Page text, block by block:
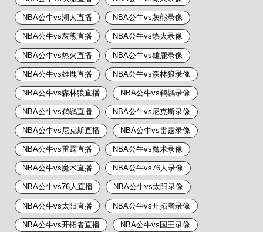
NBA公牛vs湖人直播 NBA公牛vs灰熊录像
NBA公牛vs灰熊直播 NBA公牛vs热火录像
NBA公牛vs热火直播 NBA公牛vs雄鹿录像
NBA公牛vs雄鹿直播 NBA公牛vs森林狼录像
NBA公牛vs森林狼直播 NBA公牛vs鹈鹕录像
NBA公牛vs鹈鹕直播 NBA公牛vs尼克斯录像
NBA公牛vs尼克斯直播 NBA公牛vs雷霆录像
NBA公牛vs雷霆直播 NBA公牛vs魔术录像
NBA公牛vs魔术直播 NBA公牛vs76人录像
NBA公牛vs76人直播 NBA公牛vs太阳录像
NBA公牛vs太阳直播 NBA公牛vs开拓者录像
NBA公牛vs开拓者直播 NBA公牛vs国王录像